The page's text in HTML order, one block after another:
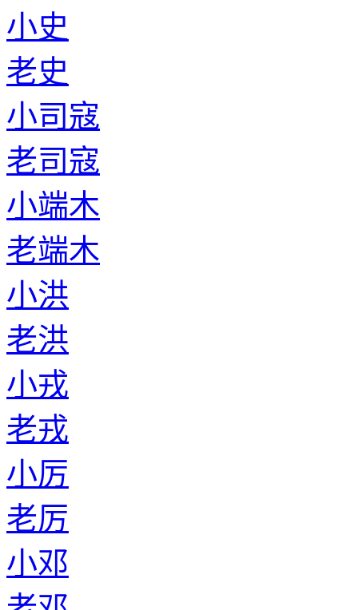
小史
老史
小司寇
老司寇
小端木
老端木
小洪
老洪
小戎
老戎
小厉
老厉
小邓